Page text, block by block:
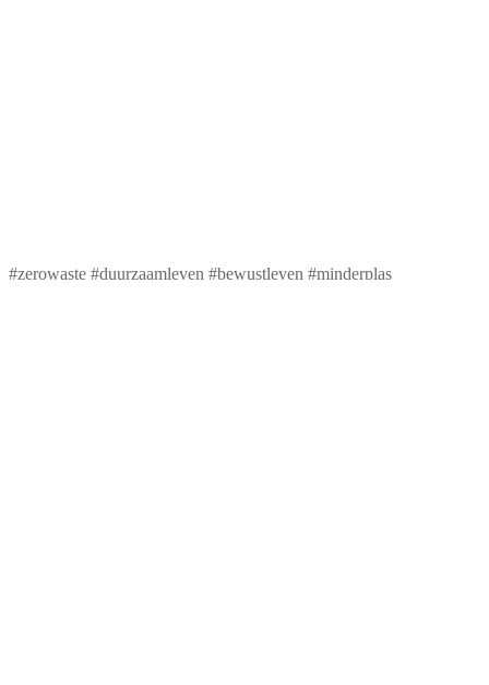
#zerowaste #duurzaamleven #bewustleven #minderplas